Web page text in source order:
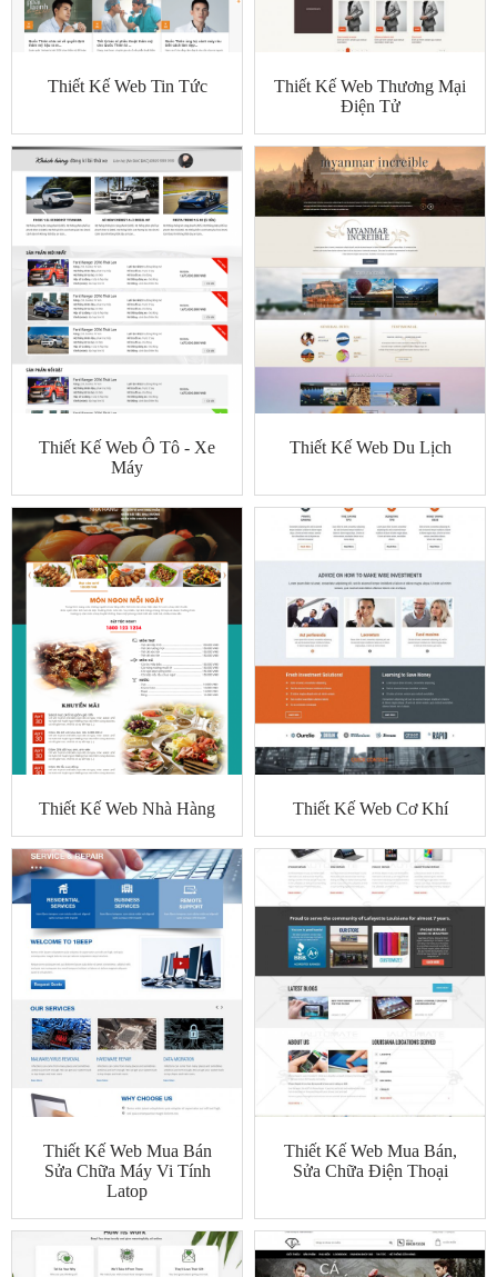
Thiết Kế Web Tin Tức
Thiết Kế Web Thương Mại
Điện Tử
Thiết Kế Web Ô Tô - Xe
Máy
Thiết Kế Web Du Lịch
Thiết Kế Web Nhà Hàng Thiết Kế Web Cơ Khí
Thiết Kế Web Mua Bán
Sửa Chữa Máy Vi Tính
Latop
Thiết Kế Web Mua Bán,
Sửa Chữa Điện Thoại